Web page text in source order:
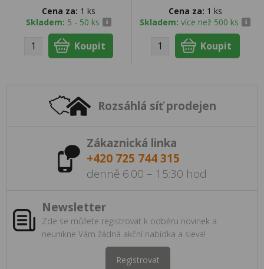
Cena za: 1 ks
Skladem: 5 - 50 ks
Cena za: 1 ks
Skladem: více než 500 ks
Rozsáhlá síť prodejen
Zákaznická linka
+420 725 744 315
denně 6:00 – 15:30 hod
Newsletter
Zde se můžete registrovat k odběru novinek a
neunikne Vám žádná akční nabídka a sleva!
Registrovat